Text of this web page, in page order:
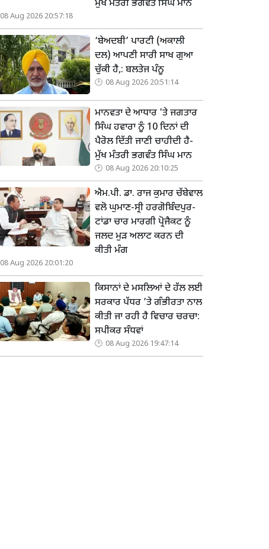
ਮੁੱਖ ਮੰਤਰੀ ਭਗਵੰਤ ਸਿੰਘ ਮਾਨ
08 Aug 2026 20:57:18
‘ਬੇਅਦਬੀ’ ਪਾਰਟੀ (ਅਕਾਲੀ
ਦਲ) ਆਪਣੀ ਸਾਰੀ ਸਾਖ ਗੁਆ
ਚੁੱਕੀ ਹੈ,: ਬਲਤੇਜ ਪੰਨੂ
08 Aug 2026 20:51:14
ਮਾਨਵਤਾ ਦੇ ਆਧਾਰ 'ਤੇ ਜਗਤਾਰ
ਸਿੰਘ ਹਵਾਰਾ ਨੂੰ 10 ਦਿਨਾਂ ਦੀ
ਪੈਰੋਲ ਦਿੱਤੀ ਜਾਣੀ ਚਾਹੀਦੀ ਹੈ-
ਮੁੱਖ ਮੰਤਰੀ ਭਗਵੰਤ ਸਿੰਘ ਮਾਨ
08 Aug 2026 20:10:25
ਐਮ.ਪੀ. ਡਾ. ਰਾਜ ਕੁਮਾਰ ਚੱਬੇਵਾਲ
ਵਲੋ ਘੁਮਾਣ-ਸ੍ਰੀ ਹਰਗੋਬਿੰਦਪੁਰ-
ਟਾਂਡਾ ਚਾਰ ਮਾਰਗੀ ਪ੍ਰੋਜੈਕਟ ਨੂੰ
ਜਲਦ ਮੁੜ ਅਲਾਟ ਕਰਨ ਦੀ
ਕੀਤੀ ਮੰਗ
08 Aug 2026 20:01:20
ਕਿਸਾਨਾਂ ਦੇ ਮਸਲਿਆਂ ਦੇ ਹੱਲ ਲਈ
ਸਰਕਾਰ ਪੱਧਰ ’ਤੇ ਗੰਭੀਰਤਾ ਨਾਲ
ਕੀਤੀ ਜਾ ਰਹੀ ਹੈ ਵਿਚਾਰ ਚਰਚਾ:
ਸਪੀਕਰ ਸੰਧਵਾਂ
08 Aug 2026 19:47:14